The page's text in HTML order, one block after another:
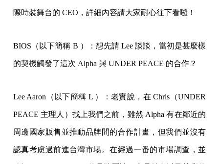
際時裝舞台的 CEO，詳細內容請大家耐心往下看囉！
BIOS（以下簡稱 B ）：想先請 Lee 談談，當初是甚麼樣
的契機觸發了這次 Alpha 與 UNDER PEACE 的合作？
Lee Aaron（以下簡稱 L ）：老實說，在 Chris（UNDER
PEACE 主理人）找上我們之前，雖然 Alpha 有在鄰近的
周邊國家販售並推動品牌間的合作計畫，但我們並沒有
認真考慮過前進台灣市場。在經過一番的市場調查，並